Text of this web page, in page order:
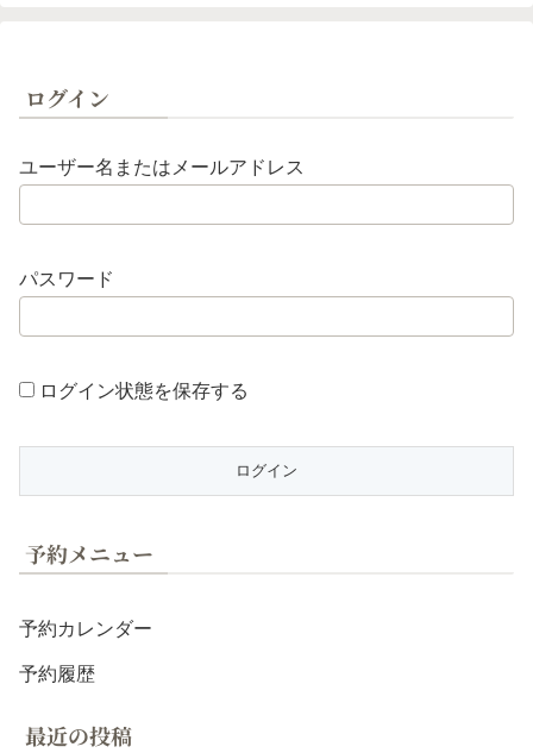
ログイン
ユーザー名またはメールアドレス
パスワード
ログイン状態を保存する
予約メニュー
予約カレンダー
予約履歴
最近の投稿